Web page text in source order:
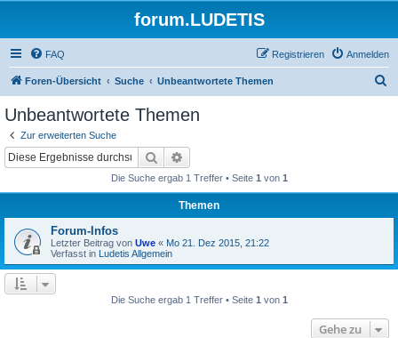
forum.LUDETIS
FAQ Anmelden
Registrieren
Foren-Übersicht Suche Unbeantwortete Themen
Unbeantwortete Themen
Zur erweiterten Suche
Suche
Die Suche ergab 1 Treffer • Seite 1 von 1
Themen
Forum-Infos
Letzter Beitrag von Uwe « Mo 21. Dez 2015, 21:22
Verfasst in Ludetis Allgemein
Die Suche ergab 1 Treffer • Seite 1 von 1
Gehe zu